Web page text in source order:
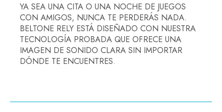
YA SEA UNA CITA O UNA NOCHE DE JUEGOS
CON AMIGOS, NUNCA TE PERDERÁS NADA.
BELTONE RELY ESTÁ DISEÑADO CON NUESTRA
TECNOLOGÍA PROBADA QUE OFRECE UNA
IMAGEN DE SONIDO CLARA SIN IMPORTAR
DÓNDE TE ENCUENTRES.